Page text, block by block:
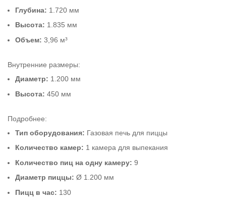
Глубина: 1.720 мм
Высота: 1.835 мм
Объем: 3,96 м³
Внутренние размеры:
Диаметр: 1.200 мм
Высота: 450 мм
Подробнее:
Тип оборудования: Газовая печь для пиццы
Количество камер: 1 камера для выпекания
Количество пиц на одну камеру: 9
Диаметр пиццы: Ø 1.200 мм
Пицц в час: 130